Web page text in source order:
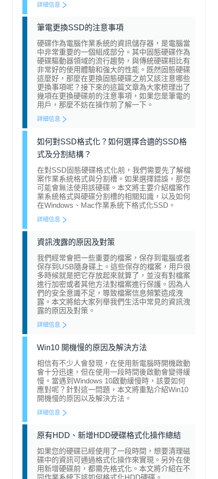
詳細信息
筆電更換SSD的注意事項
硬碟作為電腦作業系統的資訊儲存器，是電腦當
中非常重要的一個組成部分。其中固態硬碟作為
硬碟驅動器領域的流行趨勢，與傳統硬碟相比有
非常好的使用體驗和強大的性能。既然固態硬碟
這麼好，那麼在更換固態硬碟之前又該注意哪些
更換事項呢？接下來的這篇文章為大家梳理出了
幾項在更換硬碟前的注意事項，如果您是筆電的
用戶，那麼不妨在操作前了解一下。
詳細信息
如何對SSD格式化？如何選擇合適的SSD格
式及分割結構？
在對SSD固態硬碟格式化前，我們需要先了解檔
案作業系統格式與分割槽。如果選擇錯誤，那您
可能會無法使用該硬碟。本文將主要介紹檔案作
業系統格式與硬碟分割槽的相關知識，以及如何
在Windows、Mac作業系統下格式化SSD。
詳細信息
資訊洩露的原因及對策
我們經常會把一些重要的檔案，保存到電腦或者
保存到USB隨身碟上。這些保存的檔案，用戶很
多時候就是把它存放起來就算了，並沒有對檔案
進行加密或者其他方法對檔案進行保護。因為人
們的安全意識不足，導致檔案信息頻繁造成洩
露。本文將給大家列舉我們生活中常見的資訊洩
露的原因及對策。
詳細信息
Win10 開機慢的原因及解決方法
相信有不少人會發現，在使用新電腦時開機啟動
會十分迅速，但在使用一段時間後啟動會變得緩
慢。當遇到Windows 10啟動緩慢時，該要如何
應對呢？針對這一問題，本文將重點介紹Win10
開機慢的原因以及解決方法。
詳細信息
原有HDD、新增HDD硬碟格式化操作總結
如果您的硬碟已經使用了一段時間，想要清理磁
碟中的資訊可通過格式化操作來實現。另外在使
用新增硬碟前，都需先格式化。本文將介紹在不
同作業系統下該如何格式化HDD硬碟。